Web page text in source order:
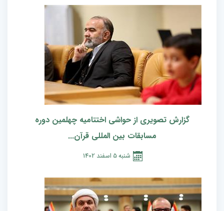
گزارش تصویری از حواشی اختتامیه چهلمین دوره
مسابقات بین المللی قرآن...
شنبه5 اسفند 1402